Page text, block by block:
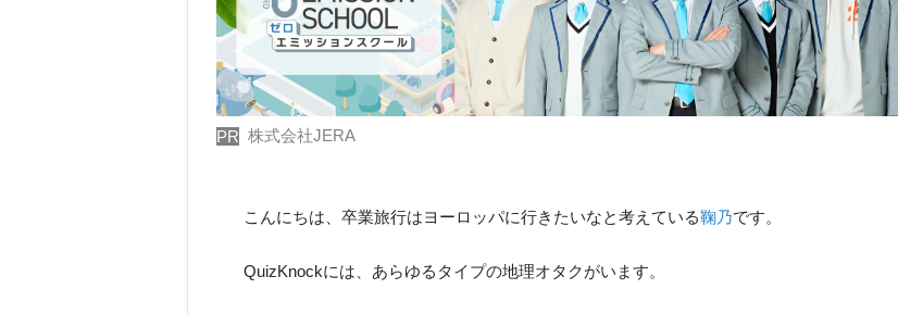
PR 株式会社JERA
こんにちは、卒業旅行はヨーロッパに行きたいなと考えている鞠乃です。
QuizKnockには、あらゆるタイプの地理オタクがいます。